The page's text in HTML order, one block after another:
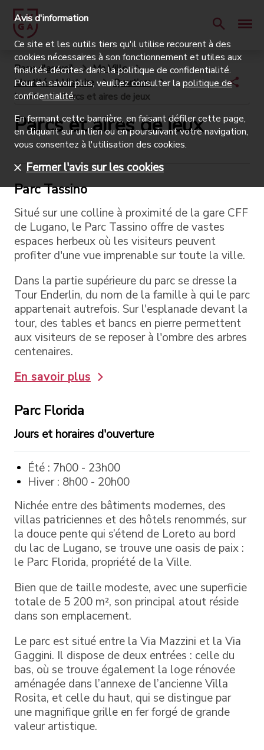
Page d'accueil
Ma Ville
Identité et Histoire
Quartiers
Loreto
Parcs et aires de jeux
Parcs et aires de jeux
Parc Tassino
Situé sur une colline à proximité de la gare CFF
de Lugano, le Parc Tassino offre de vastes
espaces herbeux où les visiteurs peuvent
profiter d'une vue imprenable sur toute la ville.
Dans la partie supérieure du parc se dresse la
Tour Enderlin, du nom de la famille à qui le parc
appartenait autrefois. Sur l'esplanade devant la
tour, des tables et bancs en pierre permettent
aux visiteurs de se reposer à l'ombre des arbres
centenaires.
En savoir plus
Parc Florida
Jours et horaires d'ouverture
Été : 7h00 - 23h00
Hiver : 8h00 - 20h00
Nichée entre des bâtiments modernes, des
villas patriciennes et des hôtels renommés, sur
la douce pente qui s’étend de Loreto au bord
du lac de Lugano, se trouve une oasis de paix :
le Parc Florida, propriété de la Ville.
Bien que de taille modeste, avec une superficie
totale de 5 200 m², son principal atout réside
dans son emplacement.
Le parc est situé entre la Via Mazzini et la Via
Gaggini. Il dispose de deux entrées : celle du
bas, où se trouve également la loge rénovée
aménagée dans l’annexe de l’ancienne Villa
Rosita, et celle du haut, qui se distingue par
une magnifique grille en fer forgé de grande
valeur artistique.
Avis d'information
Ce site et les outils tiers qu'il utilise recourent à des
cookies nécessaires à son fonctionnement et utiles aux
finalités décrites dans la politique de confidentialité.
Pour en savoir plus, veuillez consulter la politique de
confidentialité.
En fermant cette bannière, en faisant défiler cette page,
en cliquant sur un lien ou en poursuivant votre navigation,
vous consentez à l'utilisation des cookies.
Fermer l'avis sur les cookies